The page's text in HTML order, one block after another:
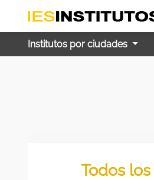
Institutos por ciudades
Todos